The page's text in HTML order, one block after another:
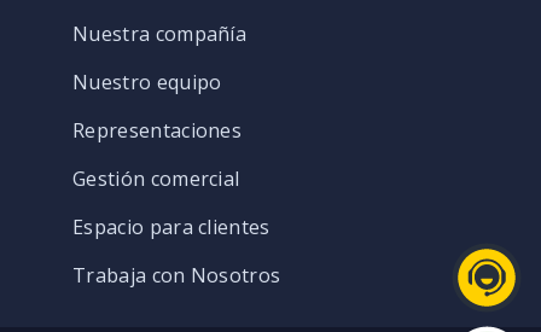
Nuestra compañía
Nuestro equipo
Representaciones
Gestión comercial
Espacio para clientes
Trabaja con Nosotros